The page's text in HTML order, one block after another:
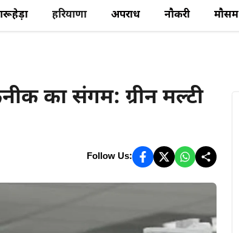
हरियाणा अपराध नौकरी मौसम
का संगम: ग्रीन मल्टी
Follow Us: